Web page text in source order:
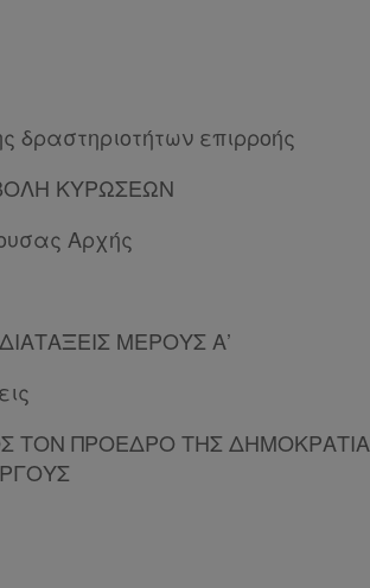
δραστηριοτήτων επιρροής
ΚΥΡΩΣΕΩΝ
Αρχής
ΜΕΡΟΥΣ Α’
ΤΟΝ ΠΡΟΕΔΡΟ ΤΗΣ